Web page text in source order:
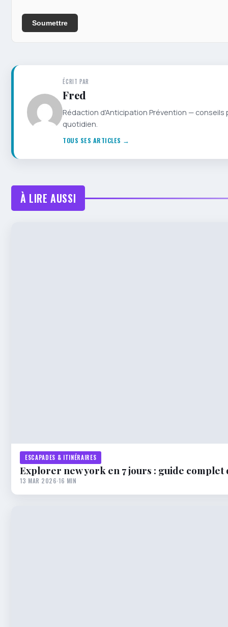
Soumettre
ÉCRIT PAR
Fred
Rédaction d'Anticipation Prévention —
quotidien.
TOUS SES ARTICLES →
À LIRE AUSSI
ESCAPADES & ITINÉRAIRES
Explorer new york en 7 jours : guide
13 MAR 2026·16 MIN